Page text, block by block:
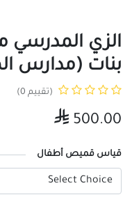
الزي المدرسي
بنات (مدارس
(تقييم 0)
500.00
قياس قميص أطفال